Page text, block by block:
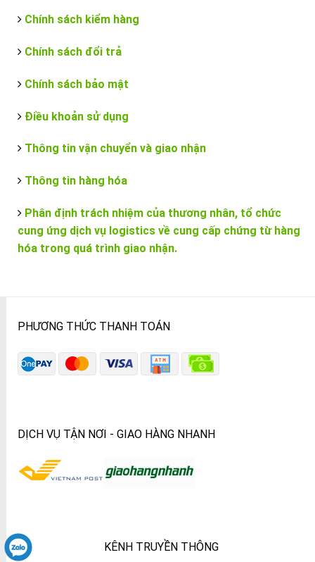
Chính sách kiểm hàng
Chính sách đổi trả
Chính sách bảo mật
Điều khoản sử dụng
Thông tin vận chuyển và giao nhận
Thông tin hàng hóa
Phân định trách nhiệm của thương nhân, tổ chức
cung ứng dịch vụ logistics về cung cấp chứng từ hàng
hóa trong quá trình giao nhận.
PHƯƠNG THỨC THANH TOÁN
DỊCH VỤ TẬN NƠI - GIAO HÀNG NHANH
KÊNH TRUYỀN THÔNG